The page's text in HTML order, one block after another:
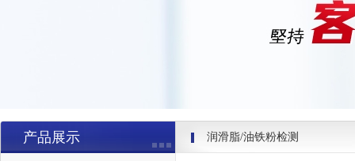
产品展示 润滑脂/油铁粉检测